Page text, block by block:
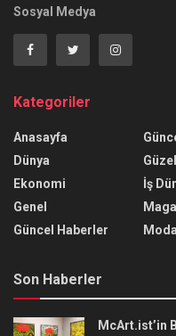
Sosyal Medya
Kategoriler
Anasayfa
Dünya
Ekonomi
Genel
Güncel Haberler
İş
Moda
Son Haberler
McArt.ist’in